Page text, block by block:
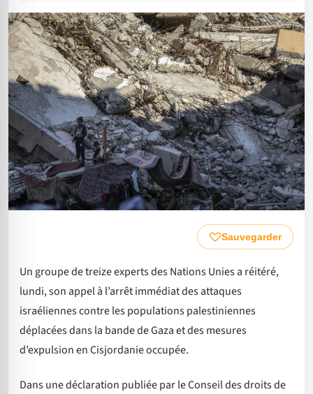
Sauvegarder
Un groupe de treize experts des Nations Unies a réitéré,
lundi, son appel à l’arrêt immédiat des attaques
israéliennes contre les populations palestiniennes
déplacées dans la bande de Gaza et des mesures
d’expulsion en Cisjordanie occupée.
Dans une déclaration publiée par le Conseil des droits de